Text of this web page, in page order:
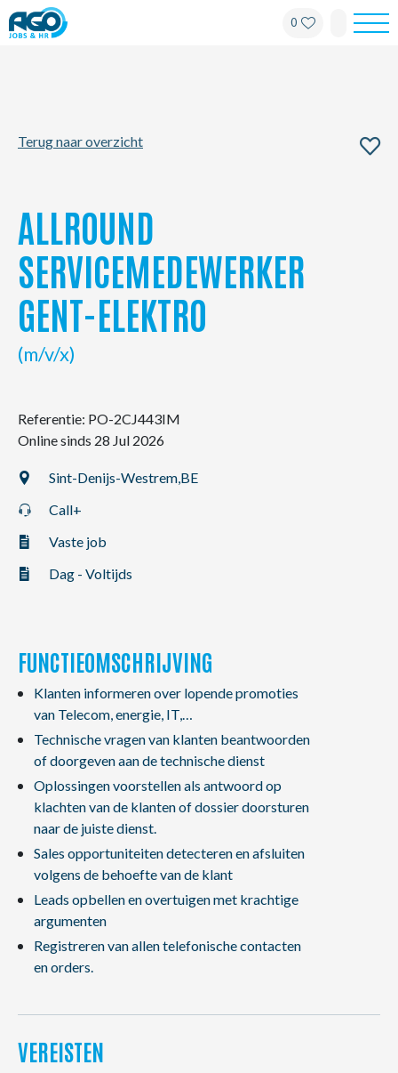
0
Kantoren
My AGO
Contact
Terug naar overzicht
ALLROUND
SERVICEMEDEWERKER
GENT-ELEKTRO
(m/v/x)
Referentie: PO-2CJ443IM
Online sinds 28 Jul 2026
Sint-Denijs-Westrem,BE
Call+
Vaste job
Dag - Voltijds
FUNCTIEOMSCHRIJVING
Klanten informeren over lopende promoties
van Telecom, energie, IT,…
Technische vragen van klanten beantwoorden
of doorgeven aan de technische dienst
Oplossingen voorstellen als antwoord op
klachten van de klanten of dossier doorsturen
naar de juiste dienst.
Sales opportuniteiten detecteren en afsluiten
volgens de behoefte van de klant
Leads opbellen en overtuigen met krachtige
argumenten
Registreren van allen telefonische contacten
en orders.
VEREISTEN